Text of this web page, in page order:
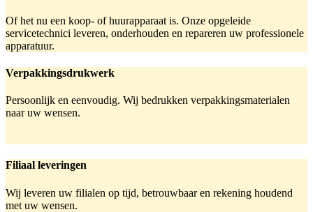
Of het nu een koop- of huurapparaat is. Onze opgeleide
servicetechnici leveren, onderhouden en repareren uw professionele
apparatuur.
Verpakkingsdrukwerk
Persoonlijk en eenvoudig. Wij bedrukken verpakkingsmaterialen
naar uw wensen.
Filiaal leveringen
Wij leveren uw filialen op tijd, betrouwbaar en rekening houdend
met uw wensen.